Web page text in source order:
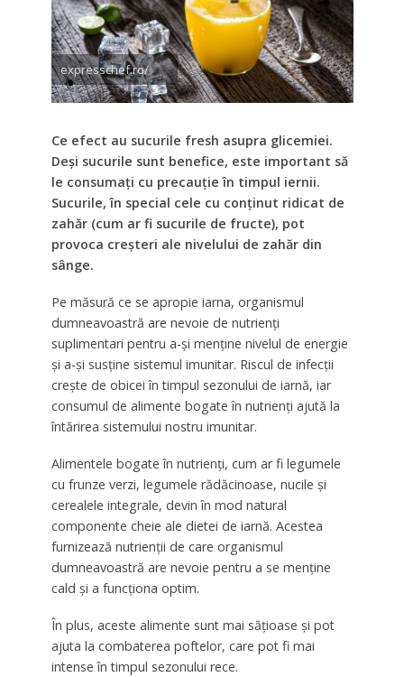
expresschef.ro/
Ce efect au sucurile fresh asupra glicemiei.
Deși sucurile sunt benefice, este important să
le consumați cu precauție în timpul iernii.
Sucurile, în special cele cu conținut ridicat de
zahăr (cum ar fi sucurile de fructe), pot
provoca creșteri ale nivelului de zahăr din
sânge.
Pe măsură ce se apropie iarna, organismul
dumneavoastră are nevoie de nutrienți
suplimentari pentru a-și menține nivelul de energie
și a-și susține sistemul imunitar. Riscul de infecții
crește de obicei în timpul sezonului de iarnă, iar
consumul de alimente bogate în nutrienți ajută la
întărirea sistemului nostru imunitar.
Alimentele bogate în nutrienți, cum ar fi legumele
cu frunze verzi, legumele rădăcinoase, nucile și
cerealele integrale, devin în mod natural
componente cheie ale dietei de iarnă. Acestea
furnizează nutrienții de care organismul
dumneavoastră are nevoie pentru a se menține
cald și a funcționa optim.
În plus, aceste alimente sunt mai sățioase și pot
ajuta la combaterea poftelor, care pot fi mai
intense în timpul sezonului rece.